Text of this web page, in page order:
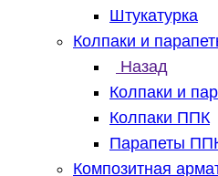
Штукатурка
Колпаки и
Назад
Колпаки и
Колпаки ППК
Парапеты
Композитная